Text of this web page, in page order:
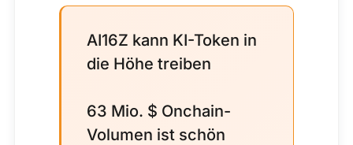
AI16Z kann KI-Token in
die Höhe treiben
63 Mio. $ Onchain-
Volumen ist schön